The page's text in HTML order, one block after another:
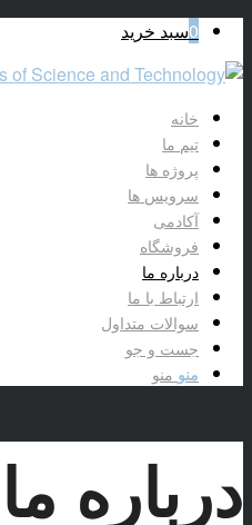
0سبد خرید
خانه
تیم ما
پروژه ها
سرویس ها
آکادمی
فروشگاه
درباره ما
ارتباط با ما
سوالات متداول
جست و جو
منو منو
درباره ما